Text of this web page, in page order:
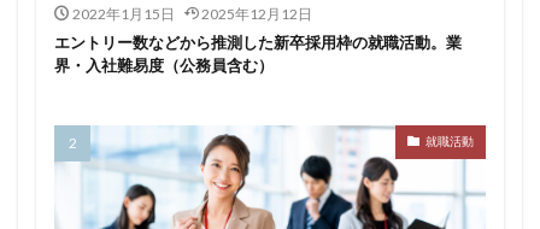
2022年1月15日 2025年12月12日
エントリー数などから推測した新卒採用枠の就職活動。業
界・入社難易度（公務員含む）
就職活動
難しい
隠れホワイト企業
長所がわからない
適職診断ツール
進路決まらない
逆質問 逆求人
退会出来ない
転職できる
転職サイト 穴場
私服
愛知県名古屋市
既卒 朝日学情ナビ
服装